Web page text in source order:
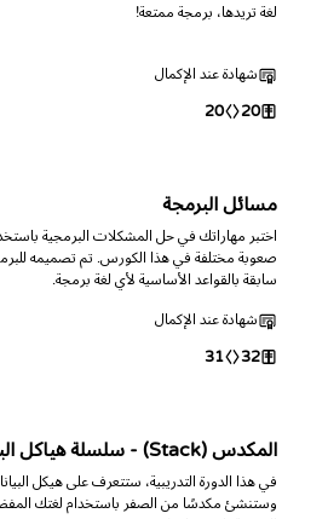
لغة تريدها، برمجة ممتعة!
شهادة عند الإكمال
20
20
مسائل البرمجة
اختبر مهاراتك في حل المشكلات البرمجية
صعوبة مختلفة في هذا الكورس. تم تصميمه
سابقة بالقواعد الأساسية لأي لغة برمجة.
شهادة عند الإكمال
32
31
المكدس (Stack) - سلسلة هياكل البيانات #1
وستنشئ مكدسًا من الصفر باستخدام لغتك